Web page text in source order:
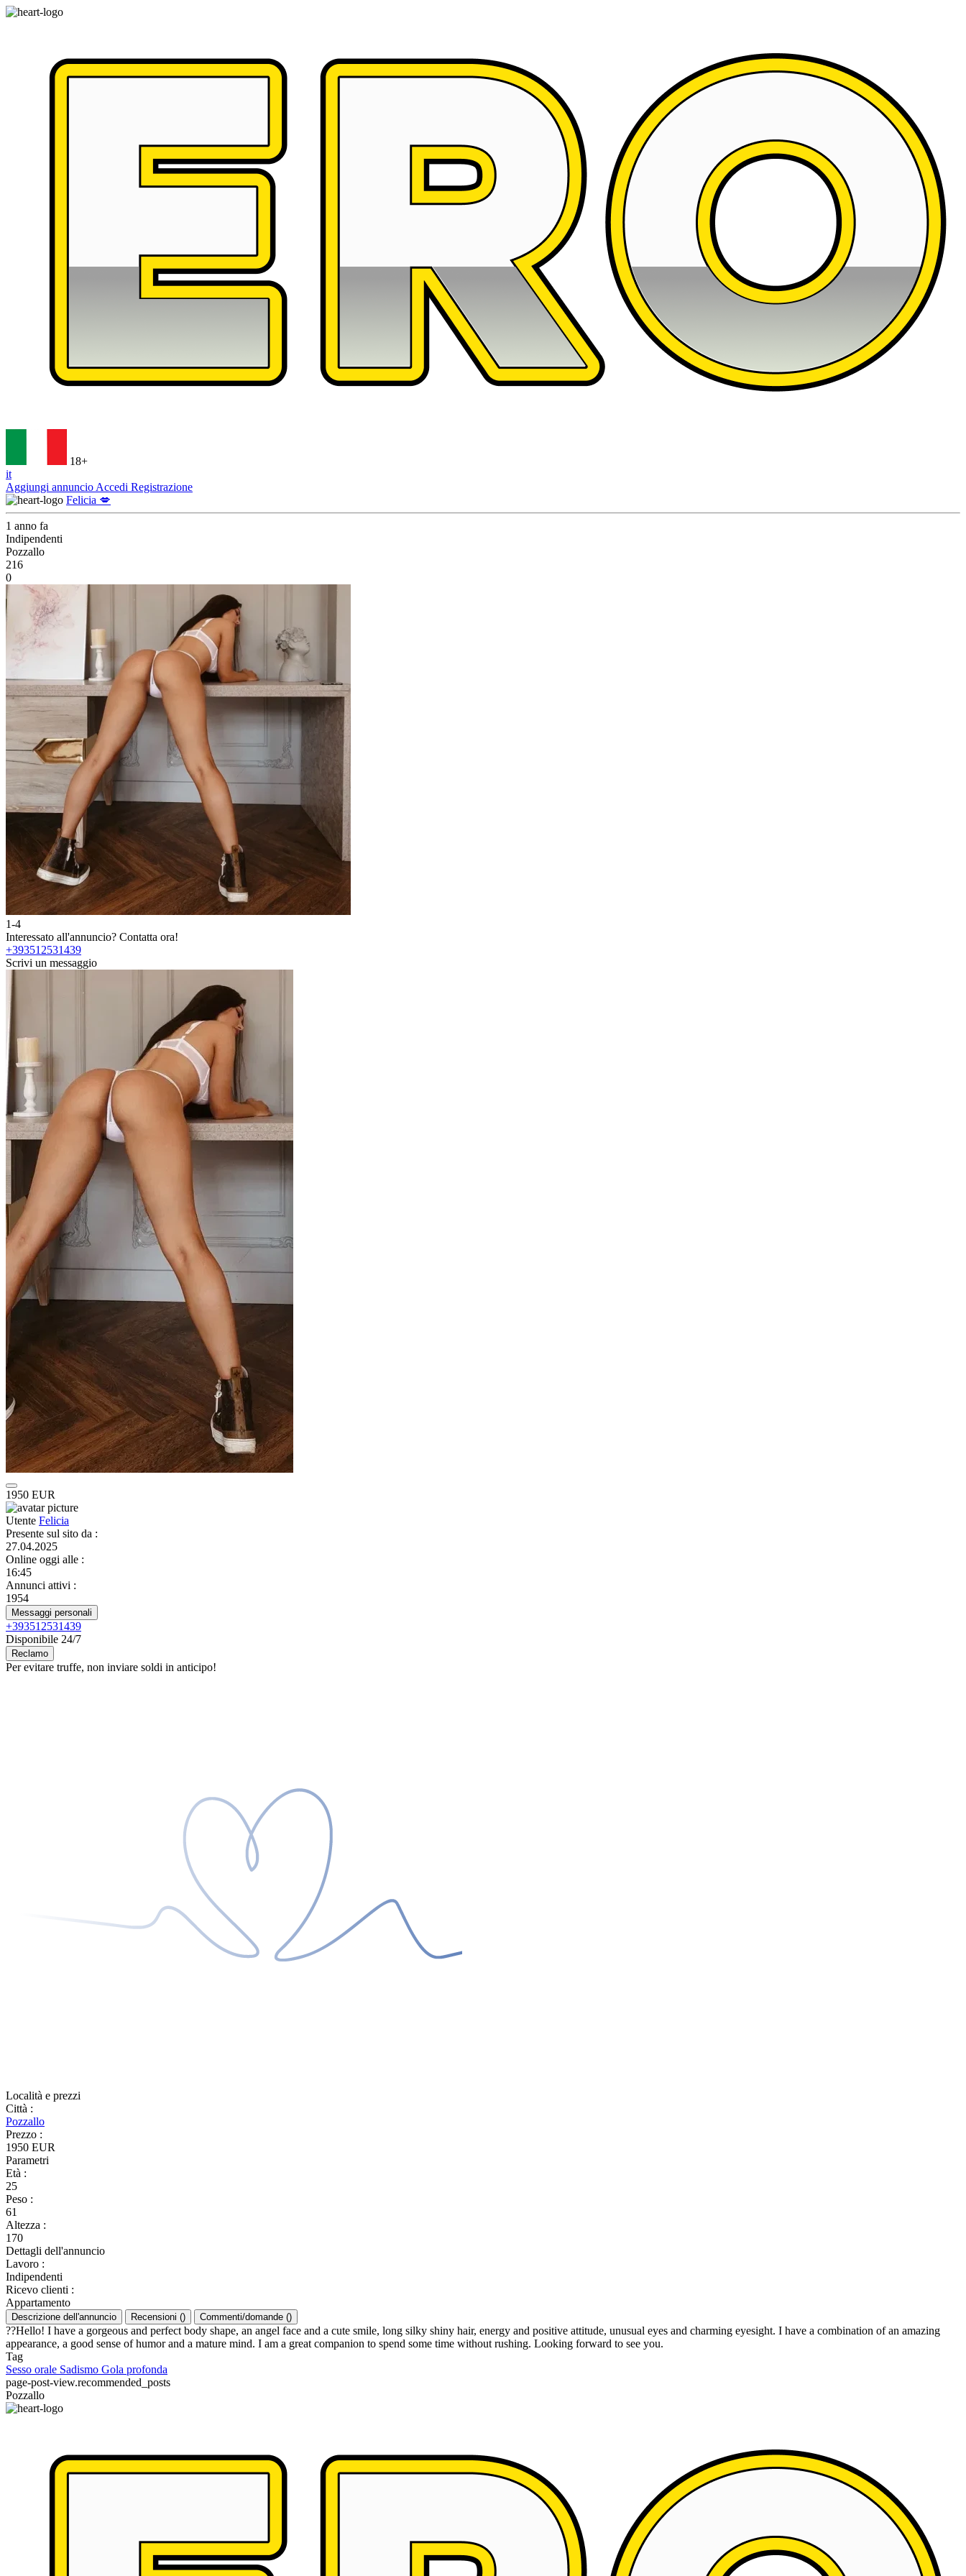
18+
it
Aggiungi annuncio Accedi Registrazione
Felicia 💋
1 anno fa
Indipendenti
Pozzallo
216
0
1-4
Interessato all'annuncio? Contatta ora!
+393512531439
Scrivi un messaggio
1950 EUR
Utente Felicia
Presente sul sito da :
27.04.2025
Online oggi alle :
16:45
Annunci attivi :
1954
Messaggi personali
+393512531439
Disponibile 24/7
Reclamo
Per evitare truffe, non inviare soldi in anticipo!
Località e prezzi
Città :
Pozzallo
Prezzo :
1950 EUR
Parametri
Età :
25
Peso :
61
Altezza :
170
Dettagli dell'annuncio
Lavoro :
Indipendenti
Ricevo clienti :
Appartamento
Descrizione dell'annuncio Recensioni () Commenti/domande ()
??Hello! I have a gorgeous and perfect body shape, an angel face and a cute smile, long silky shiny hair, energy and positive attitude, unusual eyes and charming eyesight. I have a combination of an amazing
appearance, a good sense of humor and a mature mind. I am a great companion to spend some time without rushing. Looking forward to see you.
Tag
Sesso orale Sadismo Gola profonda
page-post-view.recommended_posts
Pozzallo